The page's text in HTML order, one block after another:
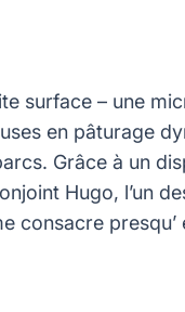
surface – une
en pâturage
Grâce à un
Hugo, l’un
consacre